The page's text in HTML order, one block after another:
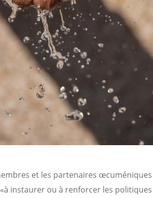
et les partenaires œcuméniques
instaurer ou à renforcer les